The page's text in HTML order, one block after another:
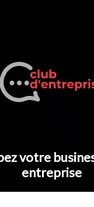
votre
entreprise